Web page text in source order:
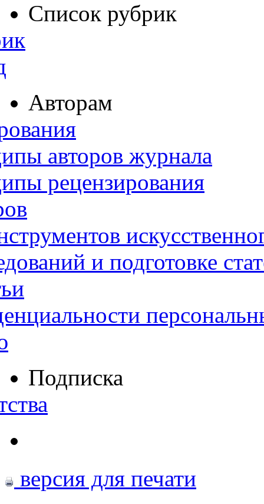
Список рубрик
Авторам
авторов журнала
рецензирования
и подготовке
Подписка
версия для печати